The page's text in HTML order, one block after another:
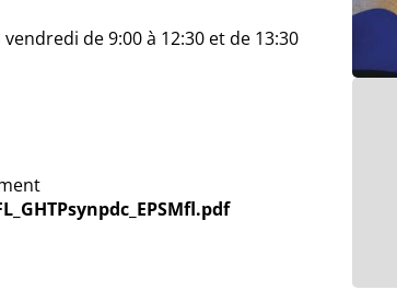
de 9:00 à 12:30 et de 13:30